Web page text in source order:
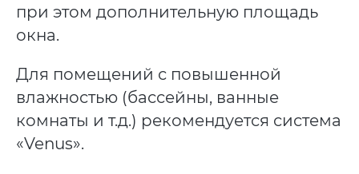
при этом дополнительную площадь
окна.
Для помещений с повышенной
влажностью (бассейны, ванные
комнаты и т.д.) рекомендуется система
«Venus».